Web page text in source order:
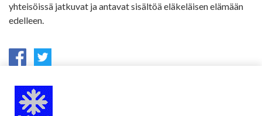
yhteisöissä jatkuvat ja antavat sisältöä eläkeläisen elämään
edelleen.